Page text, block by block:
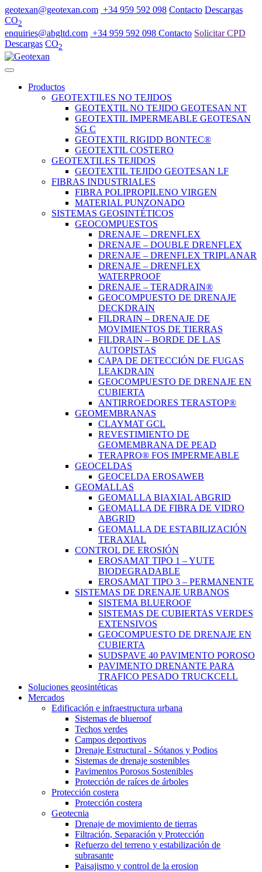
geotexan@geotexan.com +34 959 592 098 Contacto Descargas
CO2
enquiries@abgltd.com +34 959 592 098 Contacto Solicitar CPD
Descargas CO2
Productos
GEOTEXTILES NO TEJIDOS
GEOTEXTIL NO TEJIDO GEOTESAN NT
GEOTEXTIL IMPERMEABLE GEOTESAN
SG C
GEOTEXTIL RIGIDD BONTEC®
GEOTEXTIL COSTERO
GEOTEXTILES TEJIDOS
GEOTEXTIL TEJIDO GEOTESAN LF
FIBRAS INDUSTRIALES
FIBRA POLIPROPILENO VIRGEN
MATERIAL PUNZONADO
SISTEMAS GEOSINTÉTICOS
GEOCOMPUESTOS
DRENAJE – DRENFLEX
DRENAJE – DOUBLE DRENFLEX
DRENAJE – DRENFLEX TRIPLANAR
DRENAJE – DRENFLEX
WATERPROOF
DRENAJE – TERADRAIN®
GEOCOMPUESTO DE DRENAJE
DECKDRAIN
FILDRAIN – DRENAJE DE
MOVIMIENTOS DE TIERRAS
FILDRAIN – BORDE DE LAS
AUTOPISTAS
CAPA DE DETECCIÓN DE FUGAS
LEAKDRAIN
GEOCOMPUESTO DE DRENAJE EN
CUBIERTA
ANTIRROEDORES TERASTOP®
GEOMEMBRANAS
CLAYMAT GCL
REVESTIMIENTO DE
GEOMEMBRANA DE PEAD
TERAPRO® FOS IMPERMEABLE
GEOCELDAS
GEOCELDA EROSAWEB
GEOMALLAS
GEOMALLA BIAXIAL ABGRID
GEOMALLA DE FIBRA DE VIDRO
ABGRID
GEOMALLA DE ESTABILIZACIÓN
TERAXIAL
CONTROL DE EROSIÓN
EROSAMAT TIPO 1 – YUTE
BIODEGRADABLE
EROSAMAT TIPO 3 – PERMANENTE
SISTEMAS DE DRENAJE URBANOS
SISTEMA BLUEROOF
SISTEMAS DE CUBIERTAS VERDES
EXTENSIVOS
GEOCOMPUESTO DE DRENAJE EN
CUBIERTA
SUDSPAVE 40 PAVIMENTO POROSO
PAVIMENTO DRENANTE PARA
TRAFICO PESADO TRUCKCELL
Soluciones geosintéticas
Mercados
Edificación e infraestructura urbana
Sistemas de blueroof
Techos verdes
Campos deportivos
Drenaje Estructural - Sótanos y Podios
Sistemas de drenaje sostenibles
Pavimentos Porosos Sostenibles
Protección de raíces de árboles
Protección costera
Protección costera
Geotecnia
Drenaje de movimiento de tierras
Filtración, Separación y Protección
Refuerzo del terreno y estabilización de
subrasante
Paisajismo y control de la erosion